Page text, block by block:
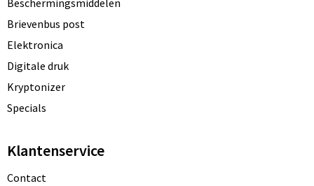
Beschermingsmiddelen
Brievenbus post
Elektronica
Digitale druk
Kryptonizer
Specials
Klantenservice
Contact